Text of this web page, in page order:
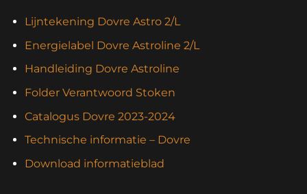
Lijntekening Dovre Astro 2/L
Energielabel Dovre Astroline 2/L
Handleiding Dovre Astroline
Folder Verantwoord Stoken
Catalogus Dovre 2023-2024
Technische informatie – Dovre
Download informatieblad